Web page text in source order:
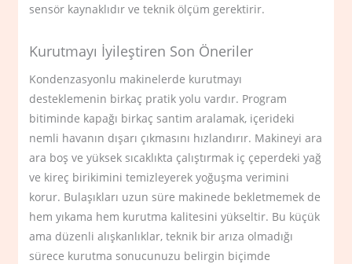
sensör kaynaklıdır ve teknik ölçüm gerektirir.
Kurutmayı İyileştiren Son Öneriler
Kondenzasyonlu makinelerde kurutmayı
desteklemenin birkaç pratik yolu vardır. Program
bitiminde kapağı birkaç santim aralamak, içerideki
nemli havanın dışarı çıkmasını hızlandırır. Makineyi ara
ara boş ve yüksek sıcaklıkta çalıştırmak iç çeperdeki yağ
ve kireç birikimini temizleyerek yoğuşma verimini
korur. Bulaşıkları uzun süre makinede bekletmemek de
hem yıkama hem kurutma kalitesini yükseltir. Bu küçük
ama düzenli alışkanlıklar, teknik bir arıza olmadığı
sürece kurutma sonucunuzu belirgin biçimde